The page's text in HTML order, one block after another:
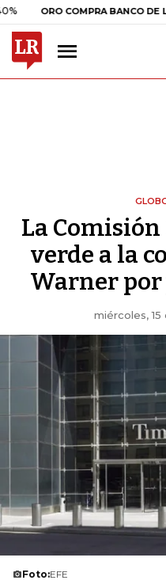
ORO COMPRA BANCO DE LA
La
verde a la
Warner por
miércoles,
Foto:EFE